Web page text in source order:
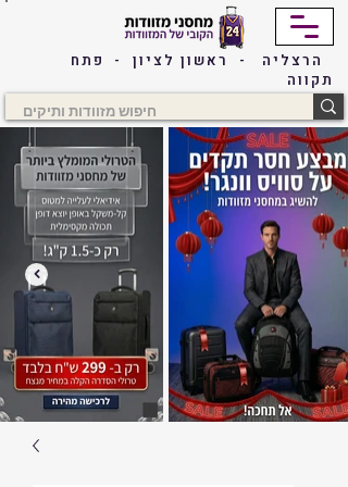
הרצליה - ראשון לציון - פתח
תקווה